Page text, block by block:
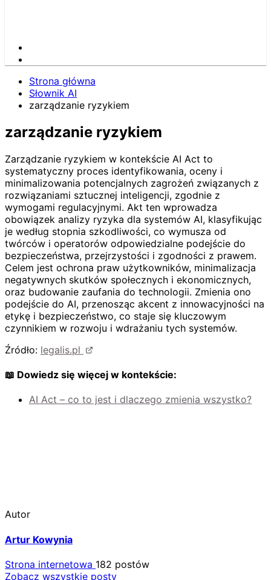
Strona główna
Słownik AI
zarządzanie ryzykiem
zarządzanie ryzykiem
Zarządzanie ryzykiem w kontekście AI Act to
systematyczny proces identyfikowania, oceny i
minimalizowania potencjalnych zagrożeń związanych z
rozwiązaniami sztucznej inteligencji, zgodnie z
wymogami regulacyjnymi. Akt ten wprowadza
obowiązek analizy ryzyka dla systemów AI, klasyfikując
je według stopnia szkodliwości, co wymusza od
twórców i operatorów odpowiedzialne podejście do
bezpieczeństwa, przejrzystości i zgodności z prawem.
Celem jest ochrona praw użytkowników, minimalizacja
negatywnych skutków społecznych i ekonomicznych,
oraz budowanie zaufania do technologii. Zmienia ono
podejście do AI, przenosząc akcent z innowacyjności na
etykę i bezpieczeństwo, co staje się kluczowym
czynnikiem w rozwoju i wdrażaniu tych systemów.
Źródło: legalis.pl
📖 Dowiedz się więcej w kontekście:
AI Act – co to jest i dlaczego zmienia wszystko?
Autor
Artur Kowynia
Strona internetowa 182 postów
Zobacz wszystkie posty